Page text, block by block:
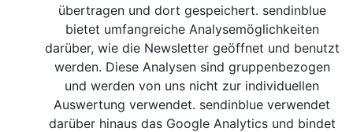
übertragen und dort gespeichert. sendinblue
bietet umfangreiche Analysemöglichkeiten
darüber, wie die Newsletter geöffnet und benutzt
werden. Diese Analysen sind gruppenbezogen
und werden von uns nicht zur individuellen
Auswertung verwendet. sendinblue verwendet
darüber hinaus das Google Analytics und bindet